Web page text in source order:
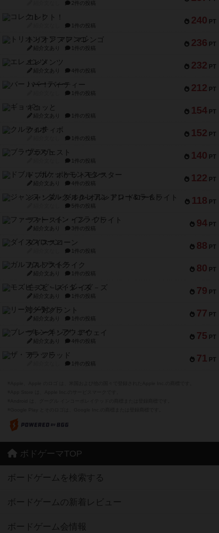
2件の投稿
240 PT
コレクト！
1件の投稿
236 PT
トリオンフ ア マレンゴ
紹介文あり 1件の投稿
232 PT
エレメンツ
紹介文あり 4件の投稿
212 PT
バー！パーティー
1件の投稿
154 PT
ギョッと
紹介文あり 1件の投稿
152 PT
クルティボ
1件の投稿
140 PT
ブラヴェスト
1件の投稿
122 PT
ドブル：ポケットモンスター
紹介文あり 4件の投稿
118 PT
ジャンヌ・ダルク-オルレアン ドロー＆ライト
5件の投稿
94 PT
ファースト・イン・フライト
紹介文あり 3件の投稿
88 PT
ダイススローン
1件の投稿
80 PT
ガルフストライク
紹介文あり 1件の投稿
79 PT
モズビ－ズ・レイダ－ズ
紹介文あり 1件の投稿
77 PT
リー対グラント
紹介文あり 1件の投稿
75 PT
ブレーキング・アウェイ
紹介文あり 4件の投稿
71 PT
ザ・フラッド
1件の投稿
ボドゲーマTOP
ボードゲームを検索する
ボードゲームの新着レビュー
ボードゲーム会情報